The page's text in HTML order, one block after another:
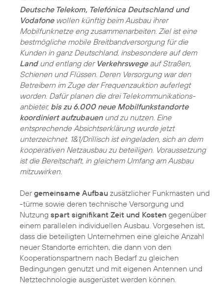
Deutsche Telekom, Telefónica Deutschland und
Vodafonewollen künftig beim Ausbau ihrer
Mobilfunknetze eng zusammenarbeiten. Ziel ist eine
bestmögliche mobile Breitbandversorgung für die
Kunden in ganz Deutschland, insbesondere auf dem
Landund entlang der Verkehrswegeauf Straßen,
Schienen und Flüssen. Deren Versorgung war den
Betreibern im Zuge der Frequenzauktion auferlegt
worden. Dafür planen die drei Telekommunikations­
anbieter, bis zu 6.000 neue Mobilfunkstandorte
koordiniert aufzubauenund zu nutzen. Eine
entsprechende Absichtserklärung wurde jetzt
unterzeichnet. 1&1/Drillisch ist eingeladen, sich an dem
kooperativen Netzausbau zu beteiligen. Voraussetzung
ist die Bereitschaft, in gleichem Umfang am Ausbau
mitzuwirken.
Dergemeinsame Aufbau zusätzlicher Funkmasten und
-türme sowie deren technische Versorgung und
Nutzung spart signifikant Zeit und Kosten gegenüber
einem parallelen individuellen Ausbau. Vorgesehen ist,
dass die beteiligten Unternehmen eine gleiche Anzahl
neuer Standorte errichten, die dann von den
Kooperationspartnern nach Bedarf zu gleichen
Bedingungen genutzt und mit eigenen Antennen und
Netztechnologie ausgerüstet werden können.